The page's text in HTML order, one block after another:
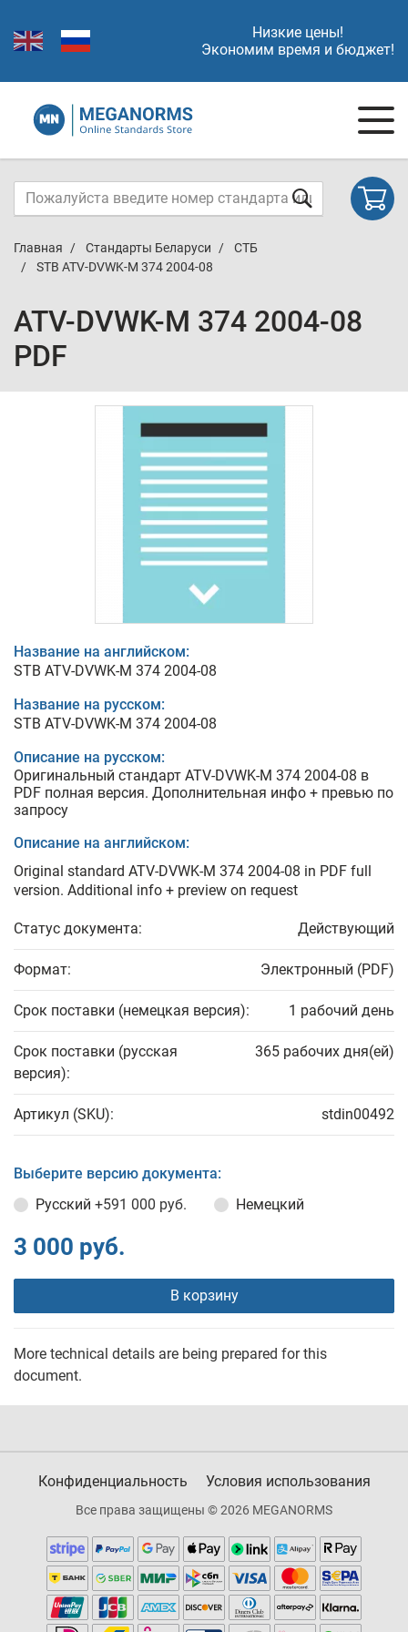
Низкие цены!
Экономим время и бюджет!
Главная Стандарты Беларуси
СТБ
STB ATV-DVWK-M 374 2004-08
ATV-DVWK-M 374 2004-08
PDF
Название на английском:
STB ATV-DVWK-M 374 2004-08
Название на русском:
STB ATV-DVWK-M 374 2004-08
Описание на русском:
Оригинальный стандарт ATV-DVWK-M 374 2004-08 в
PDF полная версия. Дополнительная инфо + превью по
запросу
Описание на английском:
Original standard ATV-DVWK-M 374 2004-08 in PDF full
version. Additional info + preview on request
Статус документа: Действующий
Формат: Электронный (PDF)
Срок поставки (немецкая версия): 1 рабочий день
Срок поставки (русская
версия):
365 рабочих дня(ей)
Артикул (SKU): stdin00492
Выберите версию документа:
Русский +591 000 руб. Немецкий
3 000 руб.
В корзину
More technical details are being prepared for this
document.
Конфиденциальность Условия использования
Все права защищены © 2026 MEGANORMS